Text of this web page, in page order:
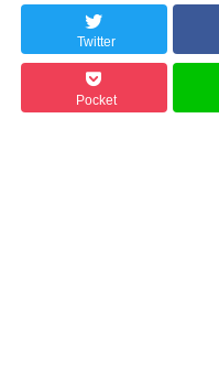
Twitter
Pocket